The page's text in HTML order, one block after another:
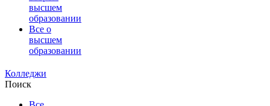
высшем
образовании
Все о
высшем
образовании
Колледжи
Поиск